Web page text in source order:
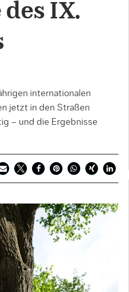
IX.
internationalen
jetzt in den Straßen
– und die Ergebnisse